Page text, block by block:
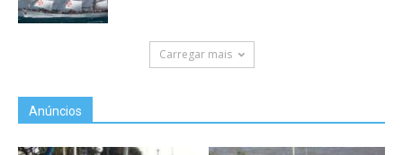
Carregar mais
Anúncios